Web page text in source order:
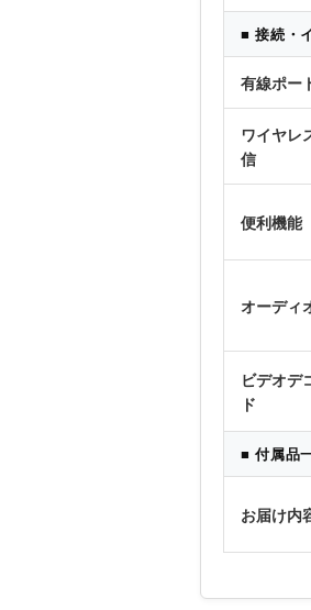
■ 接続・
有線ポー
ワイヤレ
信
便利機能
オーディ
ビデオデ
ド
■ 付属品
お届け内